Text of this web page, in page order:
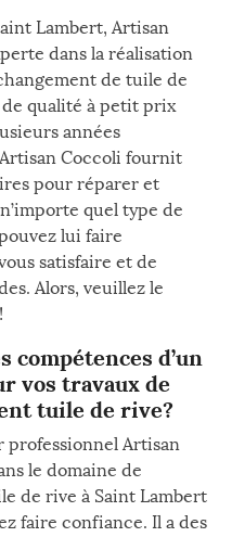
Lambert, Artisan
dans la réalisation
de tuile de
qualité à petit prix
années
Coccoli fournit
pour réparer et
quel type de
lui faire
satisfaire et de
Alors, veuillez le
compétences d’un
vos travaux de
tuile de rive?
professionnel Artisan
le domaine de
de rive à Saint Lambert
faire confiance. Il a des